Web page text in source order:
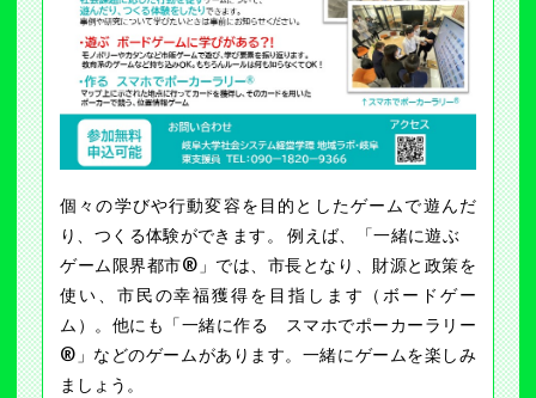
個々の学びや行動変容を目的としたゲームで遊んだ
り、つくる体験ができます。 例えば、「一緒に遊ぶ
ゲーム限界都市®」では、市長となり、財源と政策を
使い、市民の幸福獲得を目指します（ボードゲー
ム）。他にも「一緒に作る スマホでポーカーラリー
®」などのゲームがあります。一緒にゲームを楽しみ
ましょう。